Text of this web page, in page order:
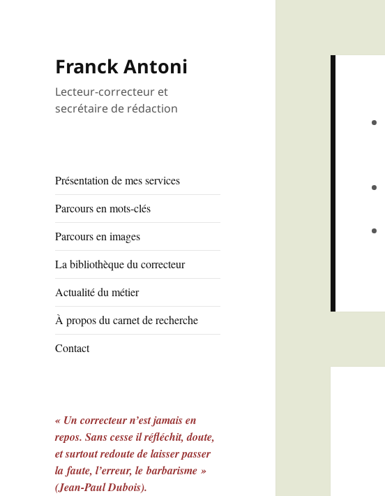
Franck Antoni
Lecteur-correcteur et
secrétaire de rédaction
Présentation de mes services
Parcours en mots-clés
Parcours en images
La bibliothèque du correcteur
Actualité du métier
À propos du carnet de recherche
Contact
« Un correcteur n’est jamais en
repos. Sans cesse il réfléchit, doute,
et surtout redoute de laisser passer
la faute, l’erreur, le barbarisme »
(Jean-Paul Dubois).